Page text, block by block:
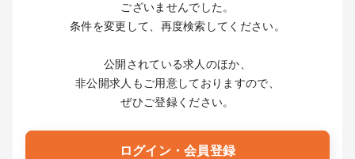
クリニック開業
ございませんでした。
条件を変更して、再度検索してください。
公開されている求人のほか、
非公開求人もご用意しておりますので、
ぜひご登録ください。
ログイン・会員登録